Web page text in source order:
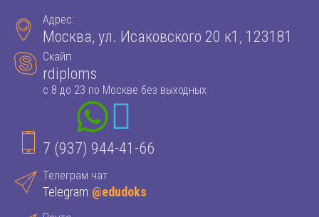
Адрес:
Москва, ул. Исаковского 20 к1, 123181
Скайп
rdiploms
с 8 до 23 по Москве без выходных
7 (937) 944-41-66
Телеграм чат
Telegram @edudoks